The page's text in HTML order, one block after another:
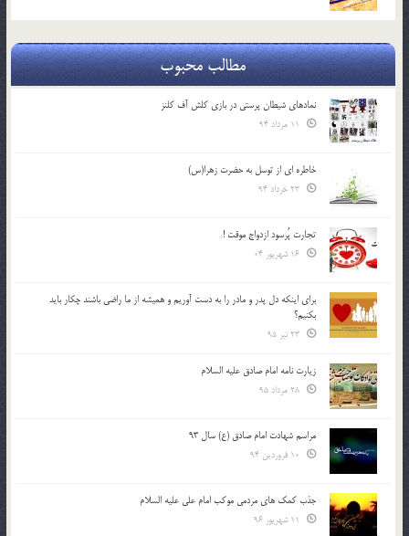
مطالب محبوب
نمادهای شیطان پرستی در بازی کلش آف کلنز
خاطره ای از توسل به حضرت زهرا(س)
تجارت پُرسود ازدواج موقت !
براي اينكه دل پدر و مادر را به دست آوريم و هميشه از ما راضي باشند چكار بايد
بكنيم؟
زیارت نامه امام صادق علیه السلام
مراسم شهادت امام صادق (ع) سال 93
جذب کمک های مردمی موکب امام علی علیه السلام